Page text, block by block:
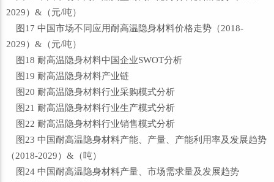
2029）&（元/吨）
图17 中国市场不同应用耐高温隐身材料价格走势（2018-
2029）&（元/吨）
图18 耐高温隐身材料中国企业SWOT分析
图19 耐高温隐身材料产业链
图20 耐高温隐身材料行业采购模式分析
图21 耐高温隐身材料行业生产模式分析
图22 耐高温隐身材料行业销售模式分析
图23 中国耐高温隐身材料产能、产量、产能利用率及发展趋势
（2018-2029）&（吨）
图24 中国耐高温隐身材料产量、市场需求量及发展趋势